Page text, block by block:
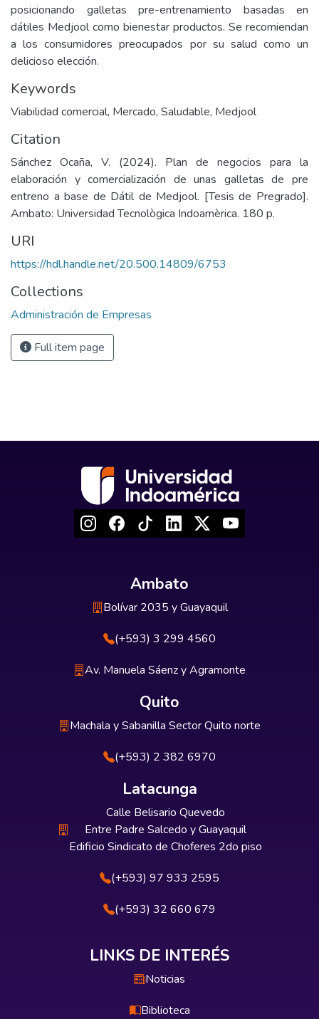
posicionando galletas pre-entrenamiento basadas en
dátiles Medjool como bienestar productos. Se recomiendan
a los consumidores preocupados por su salud como un
delicioso elección.
Keywords
Viabilidad comercial, Mercado, Saludable, Medjool
Citation
Sánchez Ocaña, V. (2024). Plan de negocios para la
elaboración y comercialización de unas galletas de pre
entreno a base de Dátil de Medjool. [Tesis de Pregrado].
Ambato: Universidad Tecnològica Indoamèrica. 180 p.
URI
https://hdl.handle.net/20.500.14809/6753
Collections
Administración de Empresas
Full item page
Ambato
Bolívar 2035 y Guayaquil
(+593) 3 299 4560
Av. Manuela Sáenz y Agramonte
Quito
Machala y Sabanilla Sector Quito norte
(+593) 2 382 6970
Latacunga
Calle Belisario Quevedo
Entre Padre Salcedo y Guayaquil
Edificio Sindicato de Choferes 2do piso
(+593) 97 933 2595
(+593) 32 660 679
LINKS DE INTERÉS
Noticias
Biblioteca